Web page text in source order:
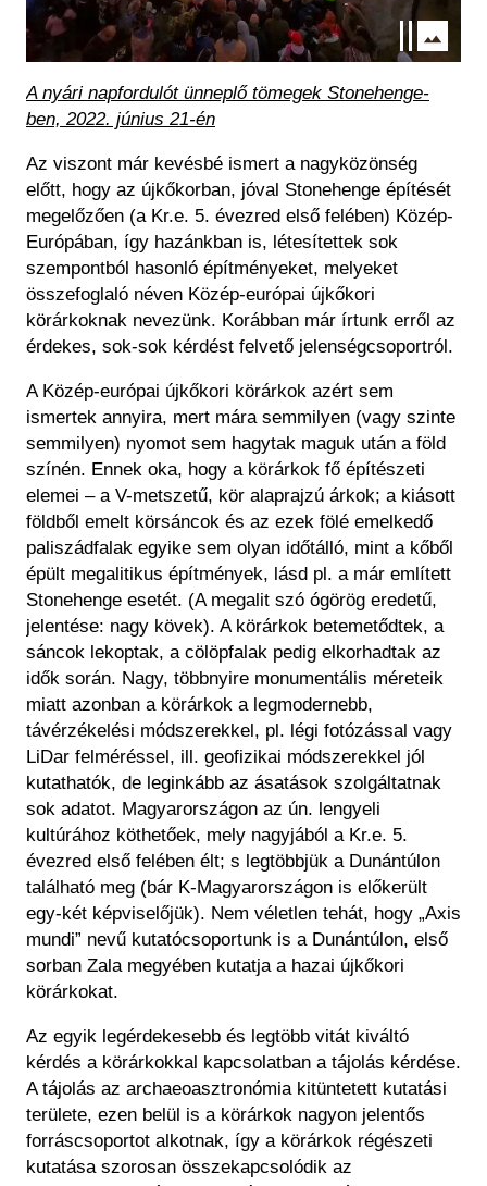
A nyári napfordulót ünneplő tömegek Stonehenge-
ben, 2022. június 21-én
Az viszont már kevésbé ismert a nagyközönség
előtt, hogy az újkőkorban, jóval Stonehenge építését
megelőzően (a Kr.e. 5. évezred első felében) Közép-
Európában, így hazánkban is, létesítettek sok
szempontból hasonló építményeket, melyeket
összefoglaló néven Közép-európai újkőkori
körárkoknak nevezünk. Korábban már írtunk erről az
érdekes, sok-sok kérdést felvető jelenségcsoportról.
A Közép-európai újkőkori körárkok azért sem
ismertek annyira, mert mára semmilyen (vagy szinte
semmilyen) nyomot sem hagytak maguk után a föld
színén. Ennek oka, hogy a körárkok fő építészeti
elemei – a V-metszetű, kör alaprajzú árkok; a kiásott
földből emelt körsáncok és az ezek fölé emelkedő
paliszádfalak egyike sem olyan időtálló, mint a kőből
épült megalitikus építmények, lásd pl. a már említett
Stonehenge esetét. (A megalit szó ógörög eredetű,
jelentése: nagy kövek). A körárkok betemetődtek, a
sáncok lekoptak, a cölöpfalak pedig elkorhadtak az
idők során. Nagy, többnyire monumentális méreteik
miatt azonban a körárkok a legmodernebb,
távérzékelési módszerekkel, pl. légi fotózással vagy
LiDar felméréssel, ill. geofizikai módszerekkel jól
kutathatók, de leginkább az ásatások szolgáltatnak
sok adatot. Magyarországon az ún. lengyeli
kultúrához köthetőek, mely nagyjából a Kr.e. 5.
évezred első felében élt; s legtöbbjük a Dunántúlon
található meg (bár K-Magyarországon is előkerült
egy-két képviselőjük). Nem véletlen tehát, hogy „Axis
mundi” nevű kutatócsoportunk is a Dunántúlon, első
sorban Zala megyében kutatja a hazai újkőkori
körárkokat.
Az egyik legérdekesebb és legtöbb vitát kiváltó
kérdés a körárkokkal kapcsolatban a tájolás kérdése.
A tájolás az archaeoasztronómia kitüntetett kutatási
területe, ezen belül is a körárkok nagyon jelentős
forráscsoportot alkotnak, így a körárkok régészeti
kutatása szorosan összekapcsolódik az